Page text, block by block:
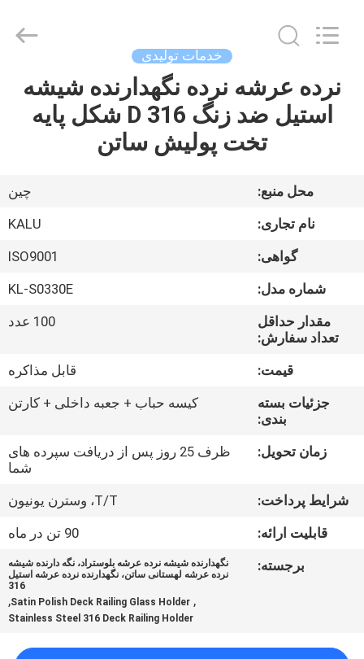
خانه
محصولات
نمایش
تور
کارخانه
کیفیت
اخبار
خدمات تولیدی
نرده عرشه نرده نگهدارنده شیشه
استیل ضد زنگ 316 D شکل پایه
تخت پولیش ساتن
محل منبع:
چین
نام تجاری:
KALU
گواهی:
ISO9001
شماره مدل:
KL-S0330E
مقدار حداقل
تعداد سفارش:
100 عدد
قیمت:
قابل مذاکره
جزئیات بسته
بندی:
کیسه حباب + جعبه داخلی + کارتن
زمان تحویل:
ظرف 25 روز پس از دریافت سپرده های
شما
شرایط پرداخت:
T/T، وسترن یونیون
قابلیت ارائه:
90 تن در ماه
برجسته:
نگهدارنده شیشه نرده عرشه بلوستراد، نگه دارنده شیشه
نرده عرشه لهستانی ساتن، نگهدارنده نرده عرشه استیل
316
,
Satin Polish Deck Railing Glass Holder
,
Stainless Steel 316 Deck Railing Holder